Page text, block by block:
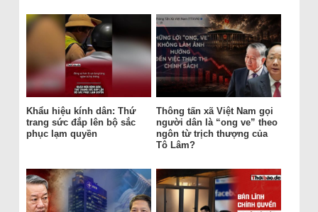
Khẩu hiệu kính dân: Thứ
trang sức đắp lên bộ sắc
phục lạm quyền
Thông tấn xã Việt Nam gọi
người dân là “ong ve” theo
ngôn từ trịch thượng của
Tô Lâm?